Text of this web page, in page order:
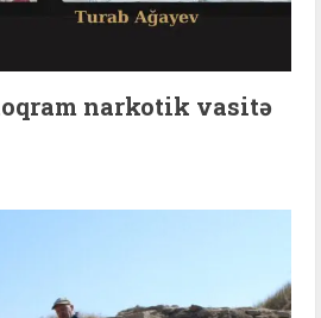
narkotik vasitə